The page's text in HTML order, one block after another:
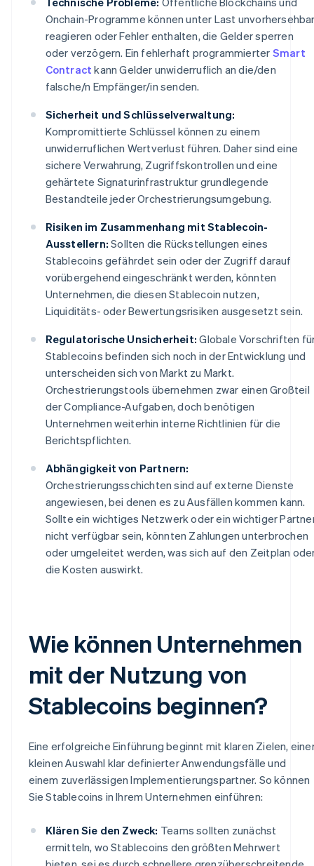
Onchain-Programme können unter Last
reagieren oder Fehler enthalten, die Gelder sperren
oder verzögern. Ein fehlerhaft programmierter Smart
Contract kann Gelder unwiderruflich an die/den
falsche/n Empfänger/in senden.
Sicherheit und Schlüsselverwaltung:
Kompromittierte Schlüssel können zu einem
unwiderruflichen Wertverlust führen. Daher sind eine
sichere Verwahrung, Zugriffskontrollen und eine
gehärtete Signaturinfrastruktur grundlegende
Bestandteile jeder Orchestrierungsumgebung.
Risiken im Zusammenhang mit Stablecoin-
Ausstellern: Sollten die Rückstellungen eines
Stablecoins gefährdet sein oder der Zugriff darauf
vorübergehend eingeschränkt werden, könnten
Unternehmen, die diesen Stablecoin nutzen,
Liquiditäts- oder Bewertungsrisiken ausgesetzt sein.
Regulatorische Unsicherheit: Globale Vorschriften
Stablecoins befinden sich noch in der Entwicklung und
unterscheiden sich von Markt zu Markt.
Orchestrierungstools übernehmen zwar einen Großteil
der Compliance-Aufgaben, doch benötigen
Unternehmen weiterhin interne Richtlinien für die
Berichtspflichten.
Abhängigkeit von Partnern:
Orchestrierungsschichten sind auf externe Dienste
angewiesen, bei denen es zu Ausfällen kommen kann.
Sollte ein wichtiges Netzwerk oder ein wichtiger
nicht verfügbar sein, könnten Zahlungen unterbrochen
oder umgeleitet werden, was sich auf den Zeitplan
die Kosten auswirkt.
Wie können Unternehmen
mit der Nutzung von
Stablecoins beginnen?
Eine erfolgreiche Einführung beginnt mit klaren Zielen,
kleinen Auswahl klar definierter Anwendungsfälle und
einem zuverlässigen Implementierungspartner. So können
Sie Stablecoins in Ihrem Unternehmen einführen:
Klären Sie den Zweck: Teams sollten zunächst
ermitteln, wo Stablecoins den größten Mehrwert